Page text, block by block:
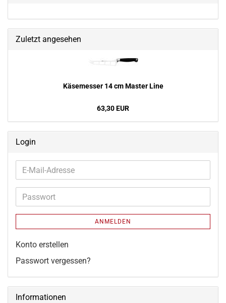
Zuletzt angesehen
Kä­se­mes­ser 14 cm Mas­ter Line
63,30 EUR
Login
E-
Mail-
Adresse
Passwort
ANMELDEN
Konto erstellen
Passwort vergessen?
Informationen